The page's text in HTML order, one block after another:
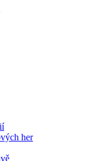
her